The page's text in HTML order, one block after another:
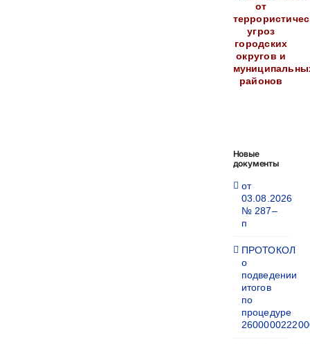
от
угроз
городских
округов и
районов
Новые
документы
от
03.08.2026
№ 287–
п
ПРОТОКОЛ
о
подведении
итогов
по
процедуре